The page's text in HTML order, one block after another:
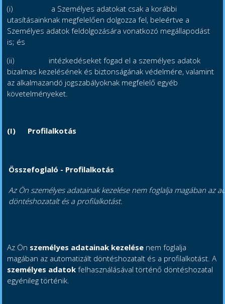
(i) a Személyes adatokat csak a korábbi
utasításainknak megfelelően dolgozza fel, beleértve a
Személyes adatok feldolgozására vonatkozó megállapodást
is; és
(ii) intézkedéseket fogad el a személyes adatok
bizalmas kezelésének és biztonságának védelmére, valamint
az alkalmazandó jogszabályoknak megfelelő egyéb
követelményeket.
(I) Profilalkotás
Összefoglaló - Profilalkotás
Az Ön személyes adatainak kezelése nem foglalja magában az
döntéshozatalt és a profilalkotást.
Az Ön személyes adatainak kezelése nem foglalja
magában az automatizált döntéshozatalt és a profilalkotást. A
személyes adatok felhasználásával történő döntéshozatal
egyénileg történik.